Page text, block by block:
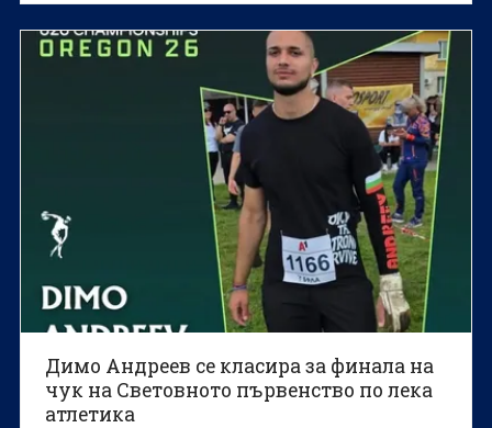
първенство по лека атлетика през 2029 година.
Димо Андреев се класира за финала на
чук на Световното първенство по лека
атлетика